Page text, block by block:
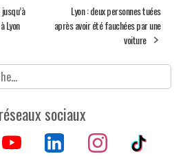
Lyon
Lyon : deux personnes tuées
après avoir été fauchées par une
voiture
réseaux sociaux